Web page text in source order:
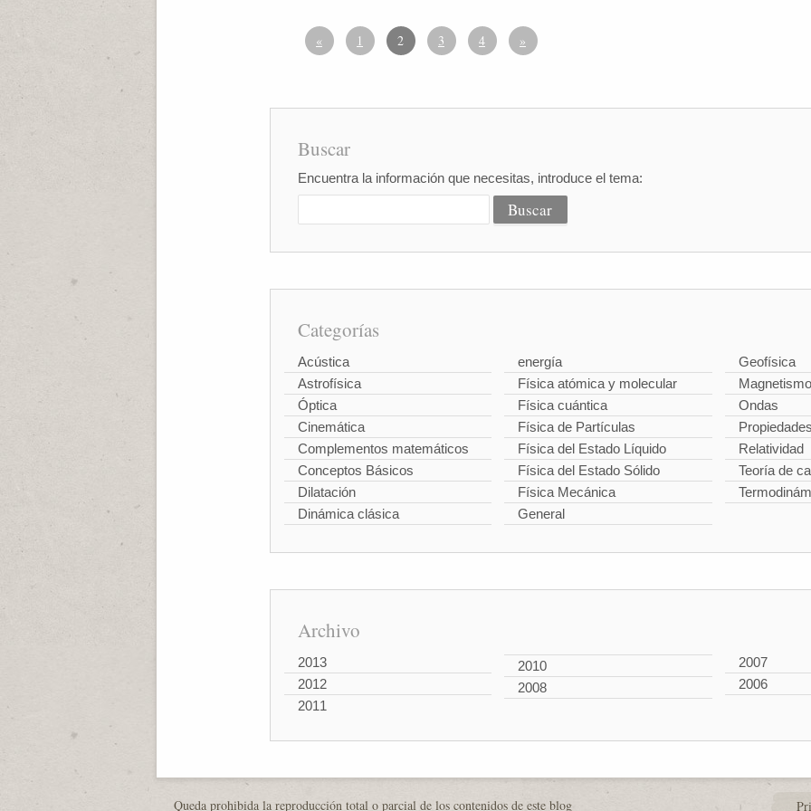
« 1 2 3 4 »
Buscar
Encuentra la información que necesitas, introduce el tema:
Categorías
Acústica
Astrofísica
Óptica
Cinemática
Complementos matemáticos
Conceptos Básicos
Dilatación
Dinámica clásica
energía
Física atómica y molecular
Física cuántica
Física de Partículas
Física del Estado Líquido
Física del Estado Sólido
Física Mecánica
General
Geofísica
Magnetismo
Ondas
Relatividad
Teoría de
Archivo
2013
2012
2011
2010
2008
2007
2006
Queda prohibida la reproducción total o parcial de los contenidos de este blog